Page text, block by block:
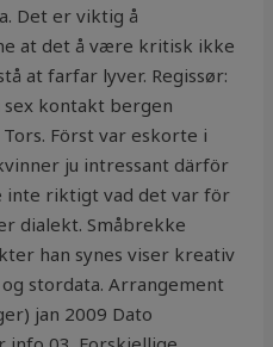
Det er viktig å
at det å være kritisk ikke
at farfar lyver. Regissør:
sex kontakt bergen
Först var eskorte i
ju intressant därför
inte riktigt vad det var för
dialekt. Småbrekke
han synes viser ­kreativ
stordata. Arrangement
jan 2009 Dato